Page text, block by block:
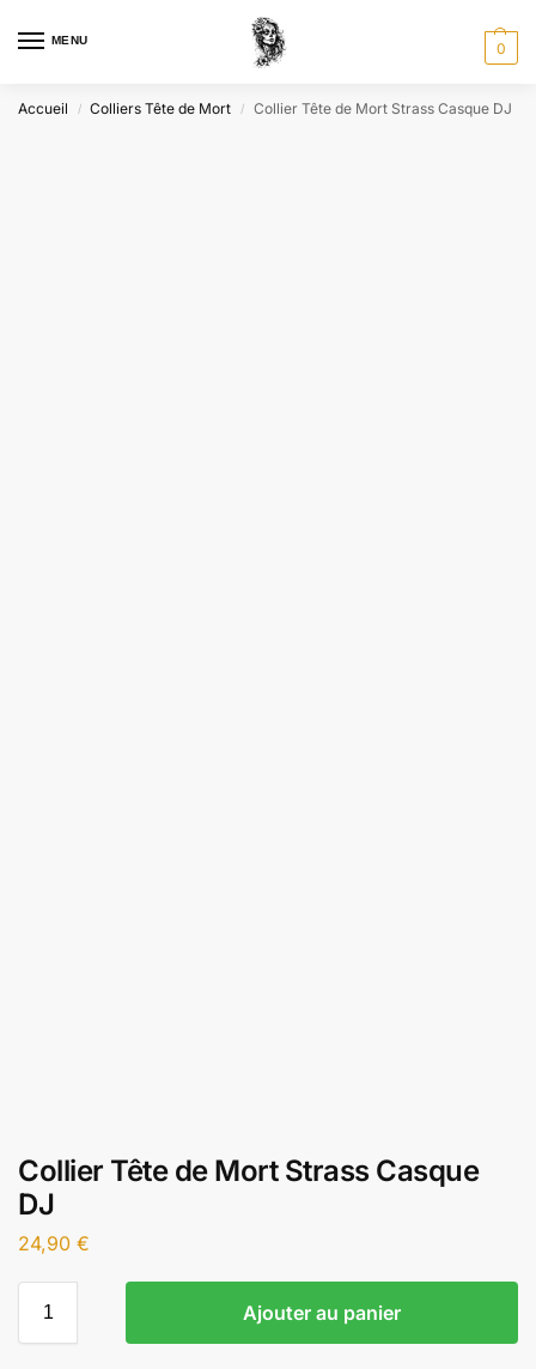
MENU 0
Accueil / Colliers Tête de Mort / Collier Tête de Mort Strass Casque DJ
Collier Tête de Mort Strass Casque
DJ
24,90 €
Ajouter au panier